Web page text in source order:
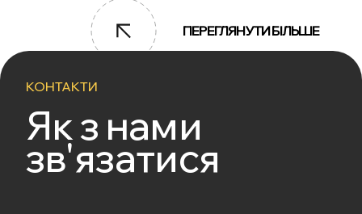
ПЕРЕГЛЯНУТИ БІЛЬШЕ
КОНТАКТИ
Як з нами
зв'язатися